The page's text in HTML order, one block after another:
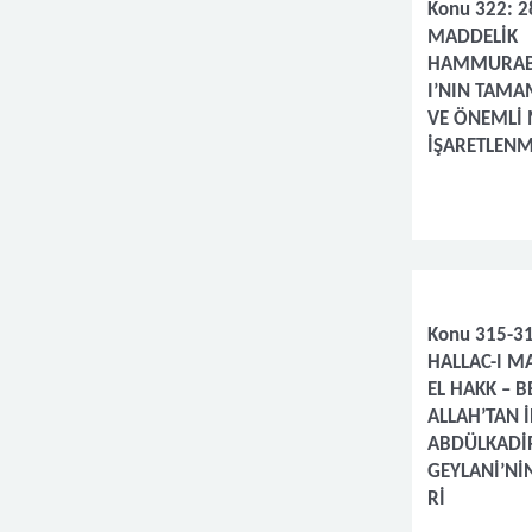
Konu 322:
MADDELİK
I’NIN
VE ÖNEMLİ
Konu 315-
HALLAC-I
EL HAKK –
ALLAH’TAN
Rİ